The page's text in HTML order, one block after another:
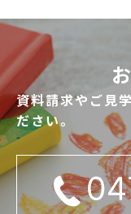
資料請求やご見
ださい。